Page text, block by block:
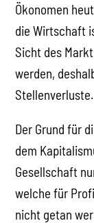
Ökonomen
die Wirtschaft
Sicht des
werden,
Stellenverluste.
Der Grund für
dem
Gesellschaft
welche für
nicht getan